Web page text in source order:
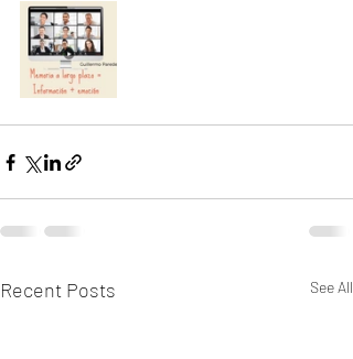
Recent Posts See All